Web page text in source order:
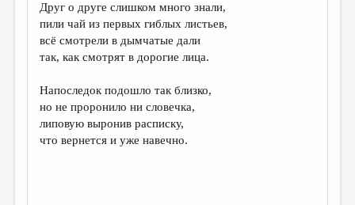
ИЗБРАННОЕ
ДАЙДЖЕСТ
ПЕРЕВОДЫ
КОНКУРСЫ
Друг о друге слишком много знали,
пили чай из первых гиблых листьев,
всё смотрели в дымчатые дали
так, как смотрят в дорогие лица.
Напоследок подошло так близко,
но не проронило ни словечка,
липовую выронив расписку,
что вернется и уже навечно.